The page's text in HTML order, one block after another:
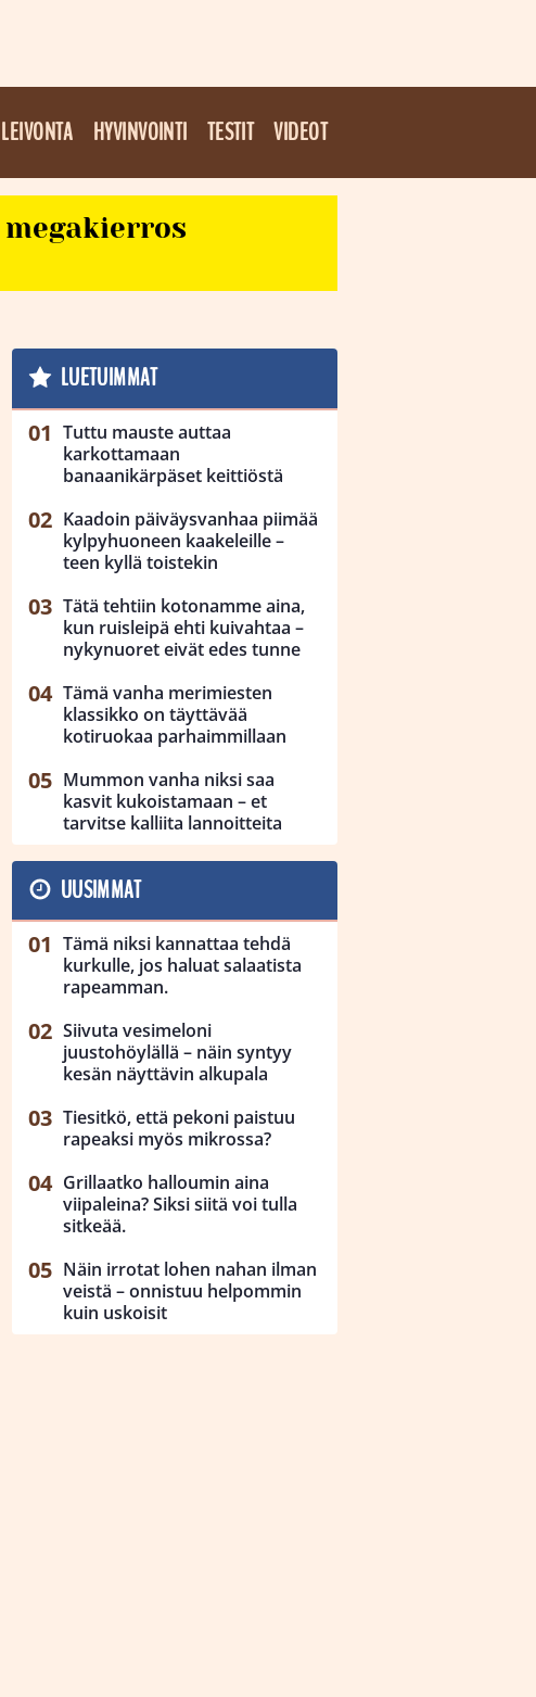
LEIVONTA HYVINVOINTI TESTIT VIDEOT
LUETUIMMAT
Tuttu mauste auttaa
karkottamaan
banaanikärpäset keittiöstä
Kaadoin päiväysvanhaa piimää
kylpyhuoneen kaakeleille –
teen kyllä toistekin
Tätä tehtiin kotonamme aina,
kun ruisleipä ehti kuivahtaa –
nykynuoret eivät edes tunne
Tämä vanha merimiesten
klassikko on täyttävää
kotiruokaa parhaimmillaan
Mummon vanha niksi saa
kasvit kukoistamaan – et
tarvitse kalliita lannoitteita
UUSIMMAT
Tämä niksi kannattaa tehdä
kurkulle, jos haluat salaatista
rapeamman.
Siivuta vesimeloni
juustohöylällä – näin syntyy
kesän näyttävin alkupala
Tiesitkö, että pekoni paistuu
rapeaksi myös mikrossa?
Grillaatko halloumin aina
viipaleina? Siksi siitä voi tulla
sitkeää.
Näin irrotat lohen nahan ilman
veistä – onnistuu helpommin
kuin uskoisit